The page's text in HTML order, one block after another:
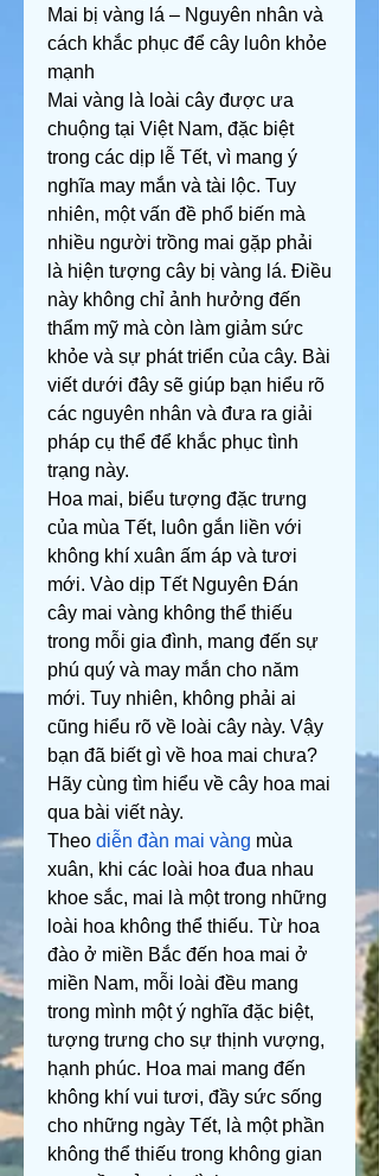
Mai bị vàng lá – Nguyên nhân và
cách khắc phục để cây luôn khỏe
mạnh
Mai vàng là loài cây được ưa
chuộng tại Việt Nam, đặc biệt
trong các dịp lễ Tết, vì mang ý
nghĩa may mắn và tài lộc. Tuy
nhiên, một vấn đề phổ biến mà
nhiều người trồng mai gặp phải
là hiện tượng cây bị vàng lá. Điều
này không chỉ ảnh hưởng đến
thẩm mỹ mà còn làm giảm sức
khỏe và sự phát triển của cây. Bài
viết dưới đây sẽ giúp bạn hiểu rõ
các nguyên nhân và đưa ra giải
pháp cụ thể để khắc phục tình
trạng này.
Hoa mai, biểu tượng đặc trưng
của mùa Tết, luôn gắn liền với
không khí xuân ấm áp và tươi
mới. Vào dịp Tết Nguyên Đán
cây mai vàng không thể thiếu
trong mỗi gia đình, mang đến sự
phú quý và may mắn cho năm
mới. Tuy nhiên, không phải ai
cũng hiểu rõ về loài cây này. Vậy
bạn đã biết gì về hoa mai chưa?
Hãy cùng tìm hiểu về cây hoa mai
qua bài viết này.
Theo diễn đàn mai vàng mùa
xuân, khi các loài hoa đua nhau
khoe sắc, mai là một trong những
loài hoa không thể thiếu. Từ hoa
đào ở miền Bắc đến hoa mai ở
miền Nam, mỗi loài đều mang
trong mình một ý nghĩa đặc biệt,
tượng trưng cho sự thịnh vượng,
hạnh phúc. Hoa mai mang đến
không khí vui tươi, đầy sức sống
cho những ngày Tết, là một phần
không thể thiếu trong không gian